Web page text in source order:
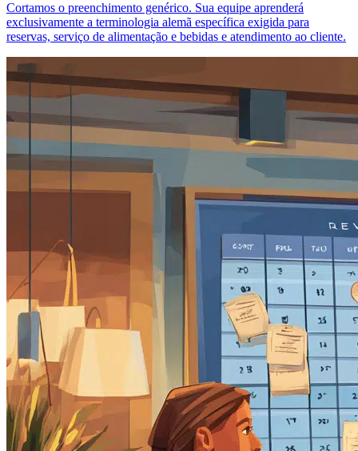
Cortamos o preenchimento genérico. Sua equipe aprenderá
exclusivamente a terminologia alemã específica exigida para
reservas, serviço de alimentação e bebidas e atendimento ao cliente.